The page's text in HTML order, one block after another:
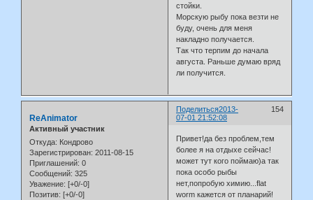
стойки.
Морскую рыбу пока везти не
буду, очень для меня
накладно получается.
Так что терпим до начала
августа. Раньше думаю вряд
ли получится.
Поделиться 154
2013-
07-01 21:52:08
ReAnimator
Активный участник
Откуда: Кондрово
Зарегистрирован: 2011-08-15
Приглашений: 0
Сообщений: 325
Уважение: [+0/-0]
Позитив: [+0/-0]
Привет!да без проблем,тем
более я на отдыхе сейчас!
может тут кого поймаю)а так
пока особо рыбы
нет,попробую химию...flat
worm кажется от планарий!